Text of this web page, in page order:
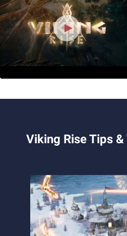
Viking Rise Tips